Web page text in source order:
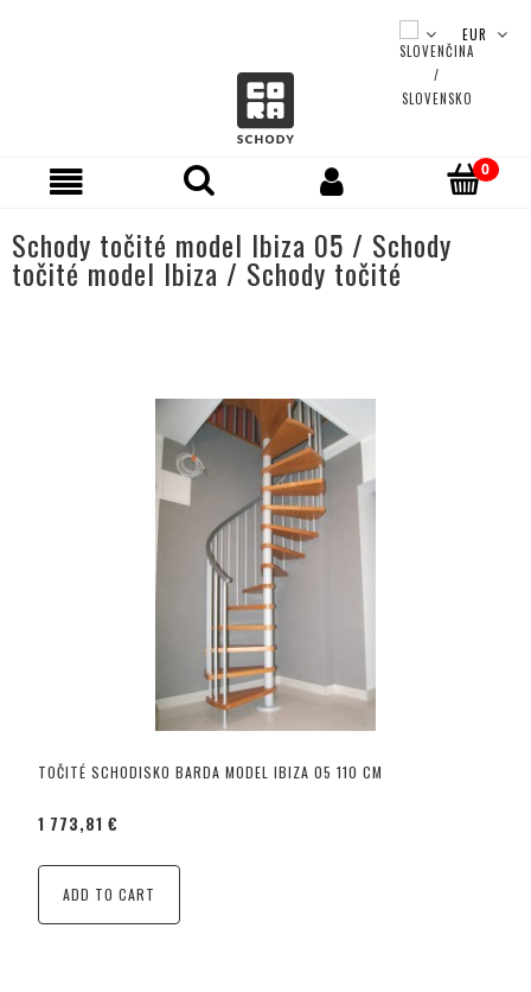
Schody točité model Ibiza 05 / Schody
točité model Ibiza / Schody točité
TOČITÉ SCHODISKO BARDA MODEL IBIZA 05 110 CM
1 773,81 €
ADD TO CART